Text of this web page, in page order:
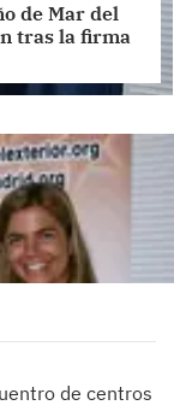
de Mar del
tras la firma
de centros